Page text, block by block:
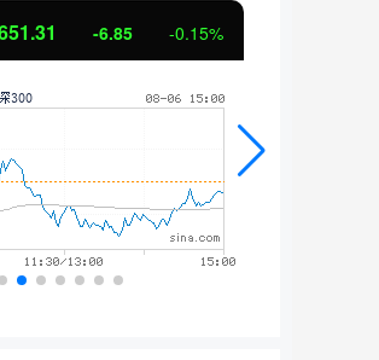
-6.85 -0.15%